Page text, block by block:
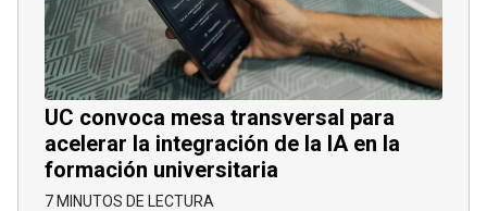
UC convoca mesa transversal para
acelerar la integración de la IA en la
formación universitaria
7 MINUTOS DE LECTURA